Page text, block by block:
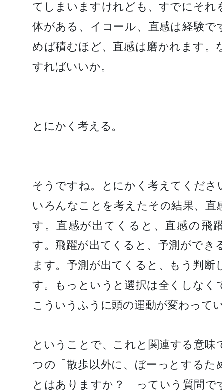
てしまいますけれども、すでにそれ
体がある、イコール、直感は経験で
めば積むほど、直感は磨かれます。
すればいいか。
とにかく考える。
そうですね。とにかく考えてくださ
いろんなことを考えたその結果、直
す。直感が出てくると、直感の飛
す。飛躍が出てくると、予測ができ
ます。予測が出てくると、もう判断
す。もっというと選択は全くしなく
こういうふうに頭の運動が変わって
ということで、これと関連する意味
つの「散歩以外に、ぼーっとするた
とはありますか？」っていう質問で